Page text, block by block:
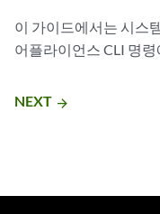
이 가이드에서는 시스
어플라이언스 CLI 명
NEXT arrow_forward